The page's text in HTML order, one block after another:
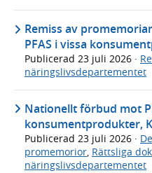
Remiss av
PFAS i vissa
Publicerad 23 juli 2026 ·
näringslivsdepartementet
Nationellt förbud mot
konsumentprodukter,
Publicerad 23 juli 2026 ·
promemorior, Rättsliga
näringslivsdepartementet